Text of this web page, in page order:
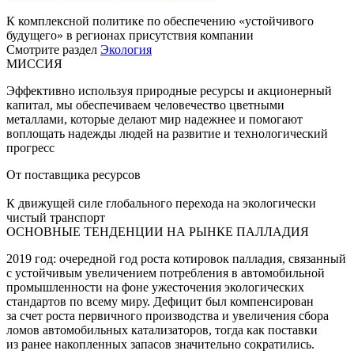
К комплексной политике по обеспечению «устойчивого
будущего» в регионах присутствия компании
Смотрите раздел Экология
МИССИЯ
Эффективно используя природные ресурсы и акционерный
капитал, мы обеспечиваем человечество цветными
металлами, которые делают мир надежнее и помогают
воплощать надежды людей на развитие и технологический
прогресс
От поставщика ресурсов
К движущей силе глобального перехода на экологически
чистый транспорт
ОСНОВНЫЕ ТЕНДЕНЦИИ НА РЫНКЕ ПАЛЛАДИЯ
2019 год: очередной год роста котировок палладия, связанный
с устойчивым увеличением потребления в автомобильной
промышленности на фоне ужесточения экологических
стандартов по всему миру. Дефицит был компенсирован
за счет роста первичного производства и увеличения сбора
ломов автомобильных катализаторов, тогда как поставки
из ранее накопленных запасов значительно сократились.